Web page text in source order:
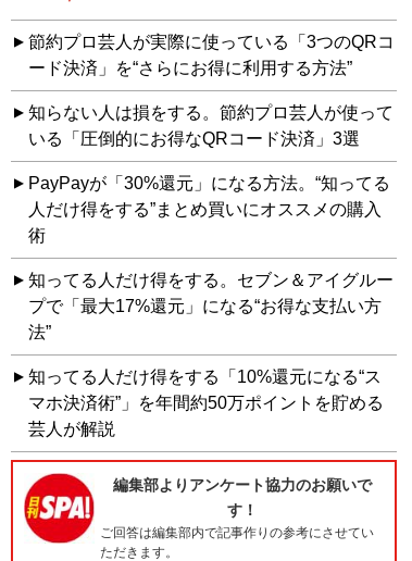
節約プロ芸人が実際に使っている「3つのQRコ
ード決済」を“さらにお得に利用する方法”
知らない人は損をする。節約プロ芸人が使って
いる「圧倒的にお得なQRコード決済」3選
PayPayが「30%還元」になる方法。“知ってる
人だけ得をする”まとめ買いにオススメの購入
術
知ってる人だけ得をする。セブン＆アイグルー
プで「最大17%還元」になる“お得な支払い方
法”
知ってる人だけ得をする「10%還元になる“ス
マホ決済術”」を年間約50万ポイントを貯める
芸人が解説